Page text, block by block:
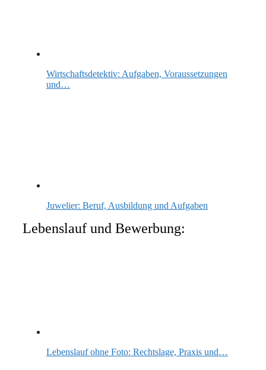
Wirtschaftsdetektiv: Aufgaben, Voraussetzungen
und…
Juwelier: Beruf, Ausbildung und Aufgaben
Lebenslauf und Bewerbung:
Lebenslauf ohne Foto: Rechtslage, Praxis und…